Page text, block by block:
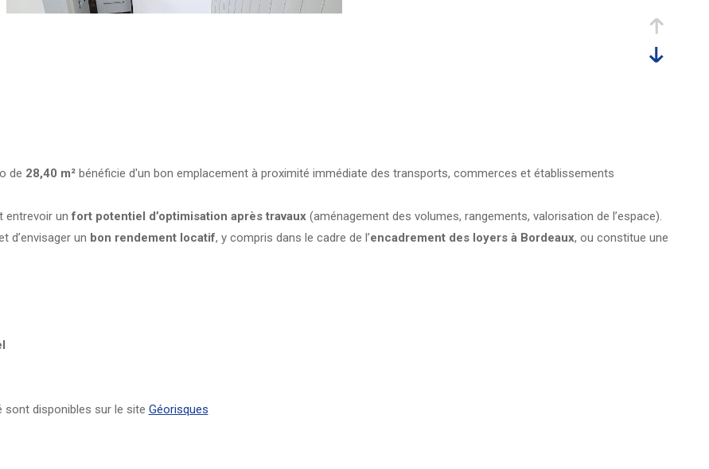
de 28,40 m²bénéficie d'un bon emplacement à proximité immédiate des transports, commerces et établissements
entrevoir unfort potentiel d’optimisation après travaux(aménagement des volumes, rangements, valorisation de l’espace).
d’envisager un bon rendement locatif, y compris dans le cadre de l’encadrement des loyers à Bordeaux, ou constitue une
disponibles sur le site Géorisques